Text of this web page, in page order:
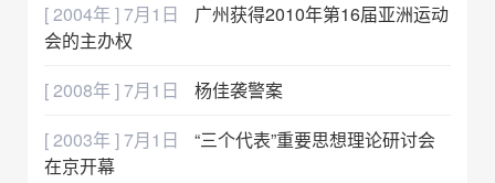
[ 2004年 ] 7月1日
广州获得2010年第16届亚洲运动
会的主办权
[ 2008年 ] 7月1日
杨佳袭警案
[ 2003年 ] 7月1日
“三个代表”重要思想理论研讨会
在京开幕